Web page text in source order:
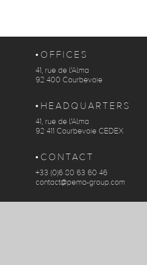
OFFICES
41, rue de l'Alma
92 400 Courbevoie
HEADQUARTERS
41, rue de l'Alma
92 411 Courbevoie CEDEX
CONTACT
+33 (0)6 80 63 60 46
contact@pema-group.com